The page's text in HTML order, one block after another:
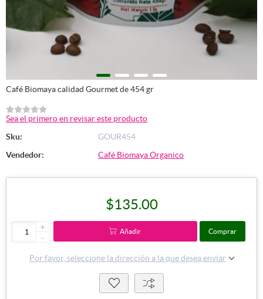
Café Biomaya calidad Gourmet de 454 gr
Sea el primero en revisar este producto
Sku:
GOUR454
Vendedor:
Café Biomaya Organico
$135.00
+
-
Añadir Comprar
Por favor, seleccione la dirección a la que desea enviar